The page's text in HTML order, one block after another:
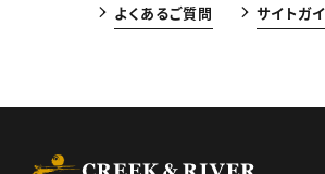
よくあるご質問 サイトガ